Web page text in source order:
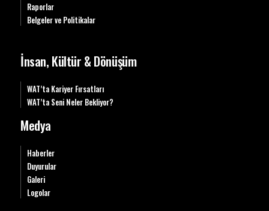
Raporlar
Belgeler ve Politikalar
İnsan, Kültür & Dönüşüm
WAT’ta Kariyer Fırsatları
WAT’ta Seni Neler Bekliyor?
Medya
Haberler
Duyurular
Galeri
Logolar